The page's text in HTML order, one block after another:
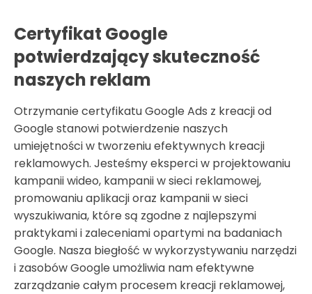
Certyfikat Google
potwierdzający skuteczność
naszych reklam
Otrzymanie certyfikatu Google Ads z kreacji od
Google stanowi potwierdzenie naszych
umiejętności w tworzeniu efektywnych kreacji
reklamowych. Jesteśmy eksperci w projektowaniu
kampanii wideo, kampanii w sieci reklamowej,
promowaniu aplikacji oraz kampanii w sieci
wyszukiwania, które są zgodne z najlepszymi
praktykami i zaleceniami opartymi na badaniach
Google. Nasza biegłość w wykorzystywaniu narzędzi
i zasobów Google umożliwia nam efektywne
zarządzanie całym procesem kreacji reklamowej,